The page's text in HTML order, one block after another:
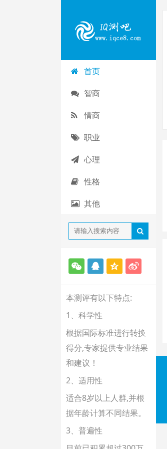
首页
智商
情商
职业
心理
性格
其他
本测评有以下特点:
1、科学性
根据国际标准进行转换
得分,专家提供专业结果
和建议！
2、适用性
适合8岁以上人群,并根
据年龄计算不同结果。
3、普遍性